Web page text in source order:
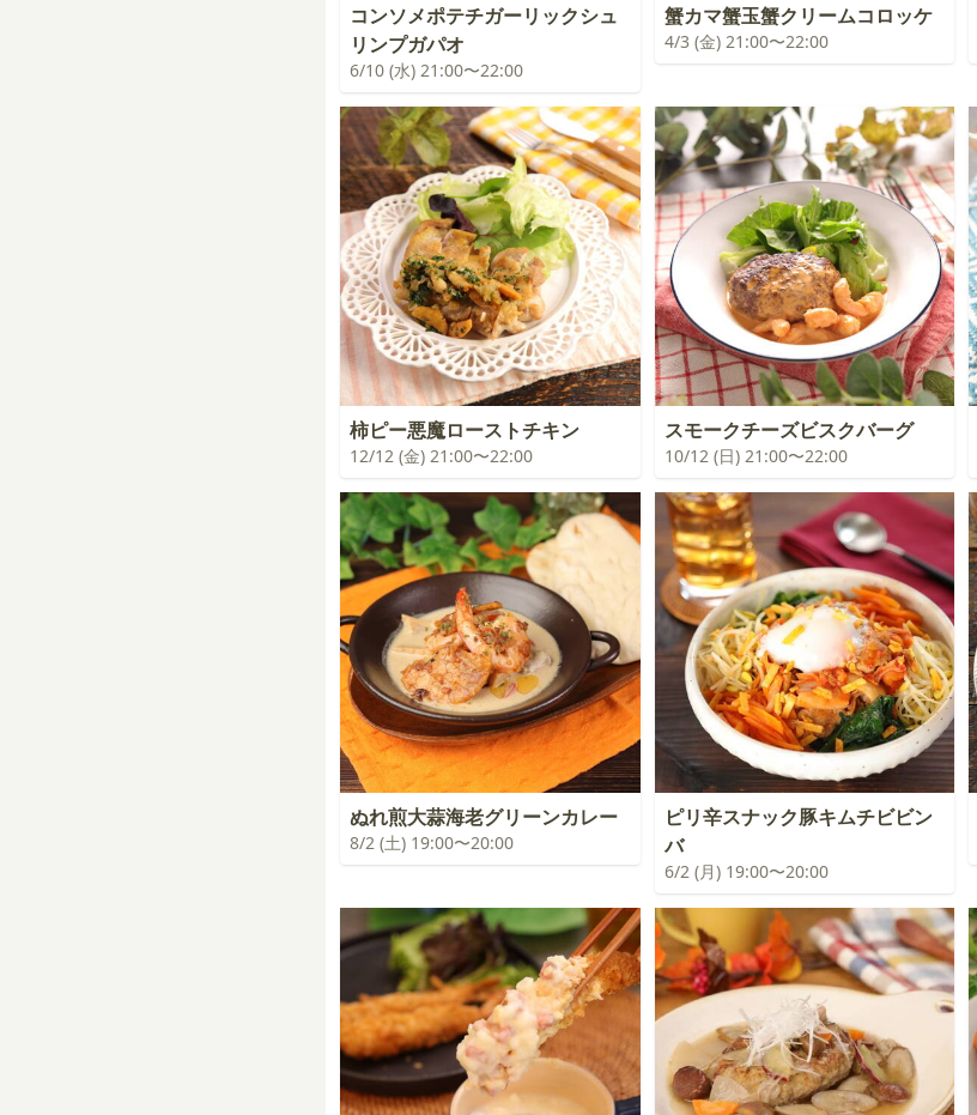
コンソメポテチガーリックシュ
リンプガパオ
6/10 (水) 21:00〜22:00
蟹カマ蟹玉蟹クリームコロッケ
4/3 (金) 21:00〜22:00
柿ピー悪魔ローストチキン
12/12 (金) 21:00〜22:00
スモークチーズビスクバーグ
10/12 (日) 21:00〜22:00
ぬれ煎大蒜海老グリーンカレー
8/2 (土) 19:00〜20:00
ピリ辛スナック豚キムチビビン
バ
6/2 (月) 19:00〜20:00